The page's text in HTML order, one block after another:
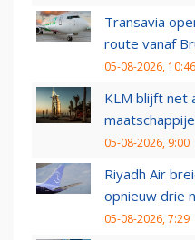
Transavia
route vanaf
05-08-2026, 10:46
KLM blijft net
05-08-2026, 9:00
Riyadh Air
opnieuw drie
05-08-2026, 7:29